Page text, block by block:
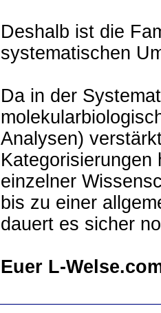
Deshalb ist die
systematischen
Da in der
Analysen)
Kategorisierungen
einzelner
bis zu einer
dauert es sicher
Euer L-